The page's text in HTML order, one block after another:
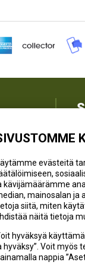
evästeitä
kävijämäärämme
mainosalan ja
siitä, miten
näitä tietoja
hyväksyä
hyväksy”. Voit myös
nappia